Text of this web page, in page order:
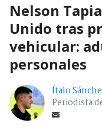
Nelson
Unido tras
vehicular:
personales
Ítalo
Periodista